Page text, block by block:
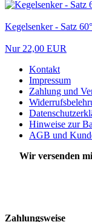
Kegelsenker - Satz 60°
Nur 22,00 EUR
Kontakt
Impressum
Zahlung und
Hinweise zur
AGB und
Wir versenden
Zahlungsweise